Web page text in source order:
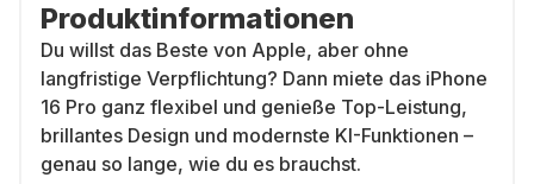
Produktinformationen
Du willst das Beste von Apple, aber ohne
langfristige Verpflichtung? Dann miete das iPhone
16 Pro ganz flexibel und genieße Top-Leistung,
brillantes Design und modernste KI-Funktionen –
genau so lange, wie du es brauchst.